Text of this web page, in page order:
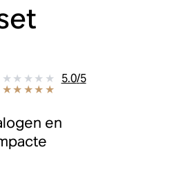
5.0/5
en